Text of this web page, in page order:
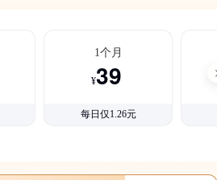
1个月
¥39
每日仅1.26元